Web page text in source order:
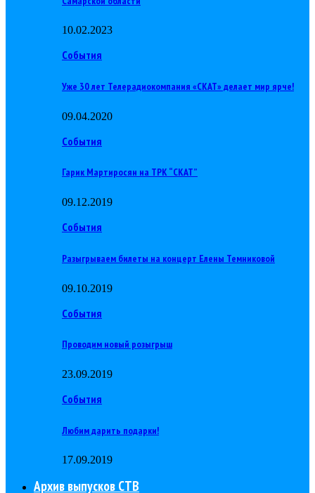
10.02.2023
События
Уже 30 лет Телерадиокомпания «СКАТ» делает мир ярче!
09.04.2020
События
Гарик Мартиросян на ТРК “СКАТ”
09.12.2019
События
Разыгрываем билеты на концерт Елены Темниковой
09.10.2019
События
Проводим новый розыгрыш
23.09.2019
События
Любим дарить подарки!
17.09.2019
Архив выпусков СТВ